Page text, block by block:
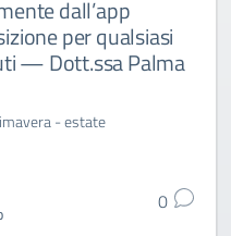
dall’app
per qualsiasi
— Dott.ssa Palma
- estate
0